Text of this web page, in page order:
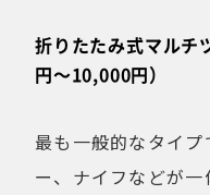
折りたたみ式マルチ
円〜10,000円）
最も一般的なタイ
ー、ナイフなどが